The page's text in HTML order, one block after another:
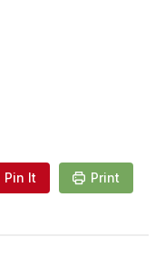
Pin It Print